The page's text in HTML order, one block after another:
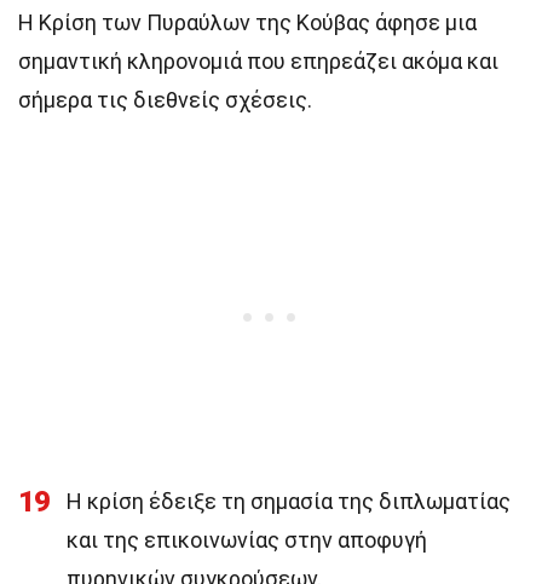
Η Κρίση των Πυραύλων της Κούβας άφησε μια
σημαντική κληρονομιά που επηρεάζει ακόμα και
σήμερα τις διεθνείς σχέσεις.
19
Η κρίση έδειξε τη σημασία της διπλωματίας
και της επικοινωνίας στην αποφυγή
πυρηνικών συγκρούσεων.